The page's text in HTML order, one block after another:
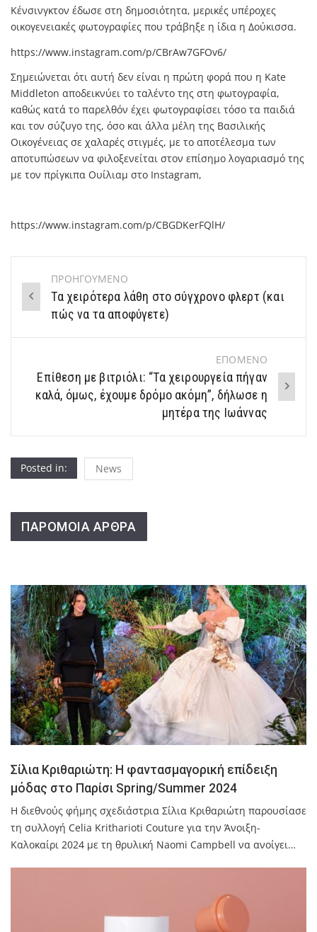
Κένσινγκτον έδωσε στη δημοσιότητα, μερικές υπέροχες
οικογενειακές φωτογραφίες που τράβηξε η ίδια η Δούκισσα.
https://www.instagram.com/p/CBrAw7GFOv6/
Σημειώνεται ότι αυτή δεν είναι η πρώτη φορά που η Kate
Middleton αποδεικνύει το ταλέντο της στη φωτογραφία,
καθώς κατά το παρελθόν έχει φωτογραφίσει τόσο τα παιδιά
και τον σύζυγο της, όσο και άλλα μέλη της Βασιλικής
Οικογένειας σε χαλαρές στιγμές, με το αποτέλεσμα των
αποτυπώσεων να φιλοξενείται στον επίσημο λογαριασμό της
με τον πρίγκιπα Ουίλιαμ στο Instagram,
https://www.instagram.com/p/CBGDKerFQlH/
Post
navigation
ΠΡΟΗΓΟΥΜΕΝΟ
Τα χειρότερα λάθη στο σύγχρονο φλερτ (και
πώς να τα αποφύγετε)
ΕΠΟΜΕΝΟ
Επίθεση με βιτριόλι: “Τα χειρουργεία πήγαν
καλά, όμως, έχουμε δρόμο ακόμη”, δήλωσε η
μητέρα της Ιωάννας
Posted in: News
ΠΑΡΟΜΟΙΑ ΑΡΘΡΑ
Σίλια Κριθαριώτη: Η φαντασμαγορική επίδειξη
μόδας στο Παρίσι Spring/Summer 2024
Η διεθνούς φήμης σχεδιάστρια Σίλια Κριθαριώτη παρουσίασε
τη συλλογή Celia Kritharioti Couture για την Άνοιξη-
Καλοκαίρι 2024 με τη θρυλική Naomi Campbell να ανοίγει…